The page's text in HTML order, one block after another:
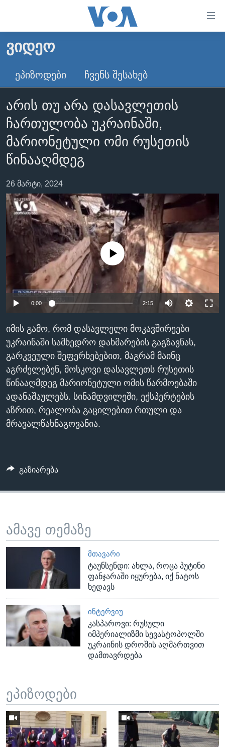
ხელმისაწვდომობისთვის
გადადით
მთავარზე
გადადით
მთავარ
ნავიგაციაზე
გადადით
ძიებაზე
ᲛᲗᲐᲕᲐᲠᲘ
ᲐᲮᲐᲚᲘ ᲐᲛᲑᲔᲑᲘ
ᲡᲐᲥᲐᲠᲗᲕᲔᲚᲝ
ᲐᲨᲨ
ᲐᲨᲨ-ᲘᲡ ᲐᲠᲩᲔᲕᲜᲔᲑᲘ 2024
ᲛᲡᲝᲤᲚᲘᲝ
ᲕᲘᲓᲔᲝᲔᲑᲘ
ᲒᲐᲓᲐᲪᲔᲛᲔᲑᲘ
ᲕᲐᲨᲘᲜᲒᲢᲝᲜᲘ ᲓᲦᲔᲡ
ᲮᲔᲓᲕᲐ ᲕᲐᲨᲘᲜᲒᲢᲝᲜᲘᲓᲐᲜ
ᲡᲢᲣᲓᲘᲐ ᲕᲐᲨᲘᲜᲒᲢᲝᲜᲘ
ᲡᲮᲕᲐ ᲡᲘᲐᲮᲚᲔᲔᲑᲘ
ᲞᲝᲚᲘᲢᲘᲙᲐ
ᲔᲙᲝᲜᲝᲛᲘᲙᲐ
ᲯᲐᲜᲛᲠᲗᲔᲚᲝᲑᲐ
ᲛᲔᲪᲜᲘᲔᲠᲔᲑᲐ
ᲘᲜᲢᲔᲠᲕᲘᲣ
ᲙᲣᲚᲢᲣᲠᲐ
ᲒᲐᲚᲘᲚᲔᲝ
ᲓᲔᲖᲘᲜᲤᲝᲠᲛᲐᲪᲘᲐ
ᲠᲣᲡᲔᲗᲘᲡ ᲨᲔᲭᲠᲐ ᲣᲙᲠᲐᲘᲜᲐᲨᲘ
Learning English
ᲗᲕᲐᲚᲘ ᲒᲕᲐᲓᲔᲕᲜᲔᲗ
ᲕᲘᲓᲔᲝ
ᲔᲞᲘᲖᲝᲓᲔᲑᲘ ᲩᲕᲔᲜᲡ ᲨᲔᲡᲐᲮᲔᲑ
არის თუ არა დასავლეთის
ჩართულობა უკრაინაში,
მარიონეტული ომი რუსეთის
წინააღმდეგ
26 მარტი, 2024
No media source currently available
0:00 2:15
იმის გამო, რომ დასავლელი მოკავშირეები
უკრაინაში სამხედრო დახმარების გაგზავნას,
გარკვეული შეფერხებებით, მაგრამ მაინც
აგრძელებენ, მოსკოვი დასავლეთს რუსეთის
წინააღმდეგ მარიონეტული ომის წარმოებაში
ადანაშაულებს. სინამდვილეში, ექსპერტების
აზრით, რეალობა გაცილებით რთული და
მრავალწახნაგოვანია.
გაზიარება
ამავე თემაზე
ᲛᲗᲐᲕᲐᲠᲘ
ტაუნსენდი: ახლა, როცა პუტინი
ფანჯარაში იყურება, იქ ნატოს
ხედავს
ᲘᲜᲢᲔᲠᲕᲘᲣ
კასპაროვი: რუსული
იმპერიალიზმი სევასტოპოლში
უკრაინის დროშის აღმართვით
დამთავრდება
ეპიზოდები